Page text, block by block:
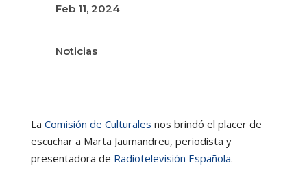
Feb 11, 2024
Noticias
La Comisión de Culturales nos brindó el placer de
escuchar a Marta Jaumandreu, periodista y
presentadora de Radiotelevisión Española.